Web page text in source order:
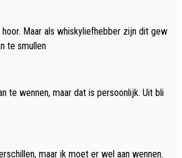
Maar als whiskyliefhebber zijn dit gew
te smullen
te wennen, maar dat is persoonlijk. Uit bli
maar ik moet er wel aan wennen.